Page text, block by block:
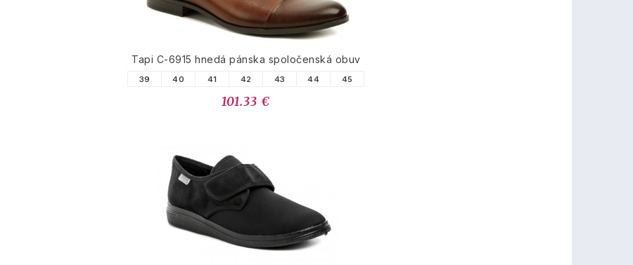
Tapi C-6915 hnedá pánska spoločenská obuv
39 40 41 42 43 44 45
101.33 €